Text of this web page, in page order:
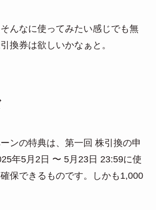
んなに使ってみたい感じでも無
換券は欲しいかなぁと。
ンの特典は、第一回 株引換の申
年5月2日 〜 5月23日 23:59に使
保できるものです。しかも1,000